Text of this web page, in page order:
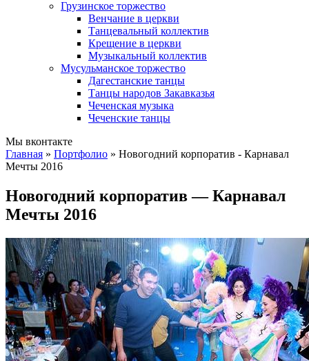
Грузинское торжество
Венчание в церкви
Танцевальный коллектив
Крещение в церкви
Музыкальный коллектив
Мусульманское торжество
Дагестанские танцы
Танцы народов Закавказья
Чеченская музыка
Чеченские танцы
Мы вконтакте
Главная » Портфолио » Новогодний корпоратив - Карнавал
Мечты 2016
Новогодний корпоратив — Карнавал
Мечты 2016